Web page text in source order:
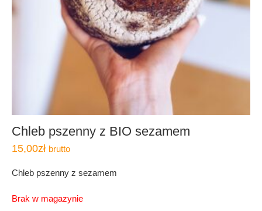
Chleb pszenny z BIO sezamem
15,00zł brutto
Chleb pszenny z sezamem
Brak w magazynie